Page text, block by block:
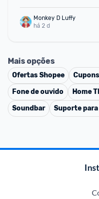
Monkey D Luffy
há 2 d
Mais opções
OfertasShopee Cupons
Fone de ouvido
Home
Soundbar
Suporte para